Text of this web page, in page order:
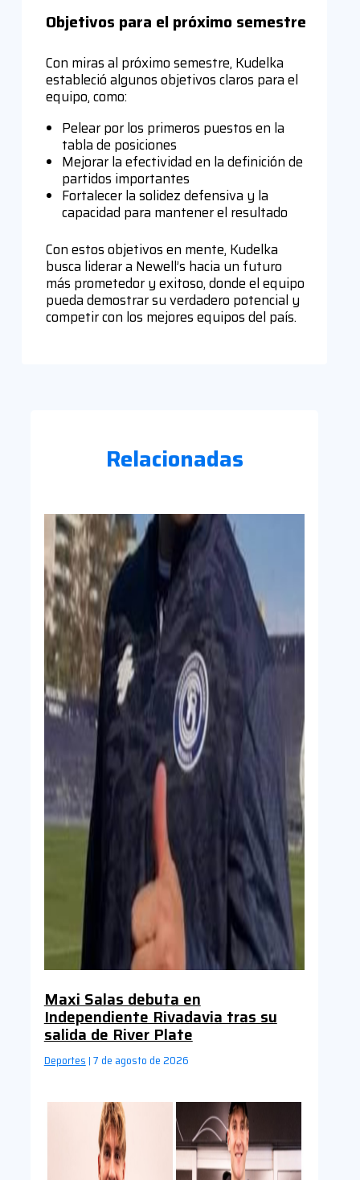
Objetivos para el próximo semestre
Con miras al próximo semestre, Kudelka
estableció algunos objetivos claros para el
equipo, como:
Pelear por los primeros puestos en la
tabla de posiciones
Mejorar la efectividad en la definición de
partidos importantes
Fortalecer la solidez defensiva y la
capacidad para mantener el resultado
Con estos objetivos en mente, Kudelka
busca liderar a Newell’s hacia un futuro
más prometedor y exitoso, donde el equipo
pueda demostrar su verdadero potencial y
competir con los mejores equipos del país.
Relacionadas
Maxi Salas debuta en
Independiente Rivadavia tras su
salida de River Plate
Deportes | 7 de agosto de 2026